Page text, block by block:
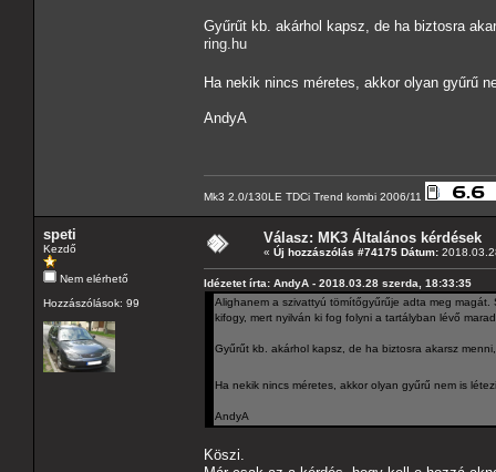
Gyűrűt kb. akárhol kapsz, de ha biztosra
ring.hu
Ha nekik nincs méretes, akkor olyan gyűrű
AndyA
Mk3 2.0/130LE TDCi Trend kombi 2006/11
speti
Kezdő
Nem elérhető
Hozzászólások: 99
Válasz: MK3 Általános kérdések
« Új hozzászólás #74175 Dátum:
Idézetet írta: AndyA - 2018.03.28 szerda, 18:33:35
Alighanem a szivattyú tömítőgyűrűje adta meg
kifogy, mert nyilván ki fog folyni a tartályban lévő
Gyűrűt kb. akárhol kapsz, de ha biztosra akarsz
Ha nekik nincs méretes, akkor olyan gyűrű nem is
AndyA
Köszi.